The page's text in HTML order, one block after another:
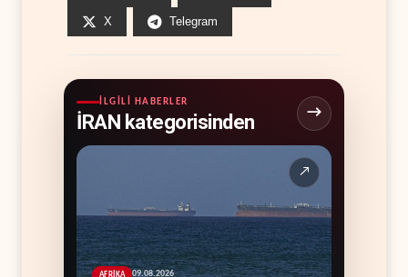
X Telegram
İLGILI HABERLER
İRAN kategorisinden
↗
AFRİKA 09.08.2026